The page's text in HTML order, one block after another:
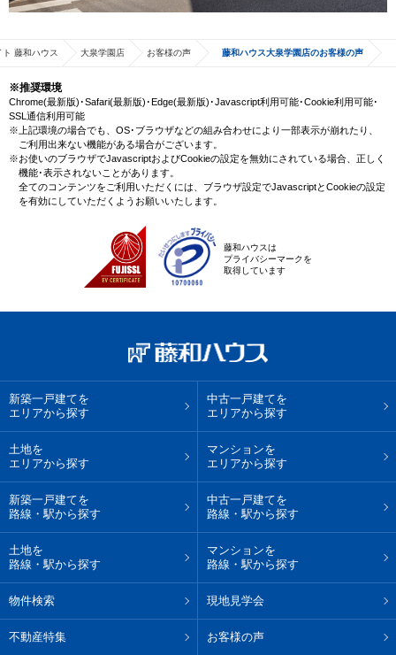
藤和ハウス 大泉学園店 お客様の声 藤和ハウス大泉学園店のお客様の声
※推奨環境
Chrome(最新版)･Safari(最新版)･Edge(最新版)･Javascript利用可能･Cookie利用可能･
SSL通信利用可能
※上記環境の場合でも、OS･ブラウザなどの組み合わせにより一部表示が崩れたり、
ご利用出来ない機能がある場合がございます。
※お使いのブラウザでJavascriptおよびCookieの設定を無効にされている場合、正しく
機能･表示されないことがあります。
全てのコンテンツをご利用いただくには、ブラウザ設定でJavascriptとCookieの設定
を有効にしていただくようお願いいたします。
藤和ハウスは
プライバシーマークを
取得しています
新築一戸建てを
エリアから探す
中古一戸建てを
エリアから探す
土地を
エリアから探す
マンションを
エリアから探す
新築一戸建てを
路線・駅から探す
中古一戸建てを
路線・駅から探す
土地を
路線・駅から探す
マンションを
路線・駅から探す
物件検索 現地見学会
不動産特集 お客様の声